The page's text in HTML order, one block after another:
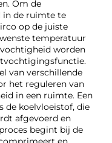
Om de
de ruimte te
op de juiste
temperatuur
worden
van verschillende
het reguleren van
in een ruimte. Een
de koelvloeistof, die
afgevoerd en
begint bij de